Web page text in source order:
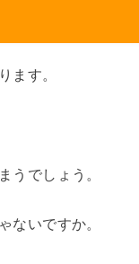
ます。
うでしょう。
ないですか。